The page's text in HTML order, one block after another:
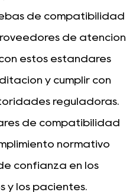
de compatibilidad
de atención
estos estándares
y cumplir con
reguladoras.
de compatibilidad
normativo
confianza en los
y los pacientes.